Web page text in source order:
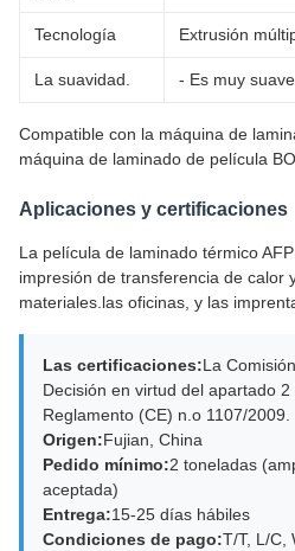
Tecnología Extrusión
La suavidad. - Es muy suave.
Compatible con la máquina de
máquina de laminado de película
Aplicaciones y certificaciones
La película de laminado térmico
impresión de transferencia de calor
materiales.las oficinas, y las
Las certificaciones:La
Decisión en virtud del apartado
Reglamento (CE) n.o 1107/2009.
Origen:Fujian, China
Pedido mínimo:2 toneladas
aceptada)
Entrega:15-25 días hábiles
Condiciones de pago:T/T, L/C,